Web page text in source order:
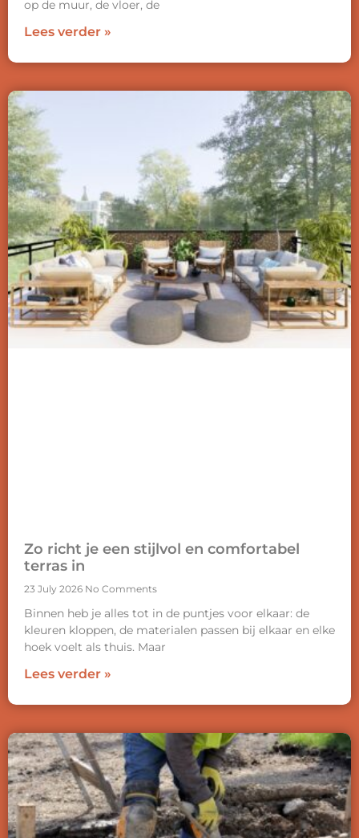
op de muur, de vloer, de
Lees verder »
Zo richt je een stijlvol en comfortabel
terras in
23 July 2026 No Comments
Binnen heb je alles tot in de puntjes voor elkaar: de
kleuren kloppen, de materialen passen bij elkaar en elke
hoek voelt als thuis. Maar
Lees verder »